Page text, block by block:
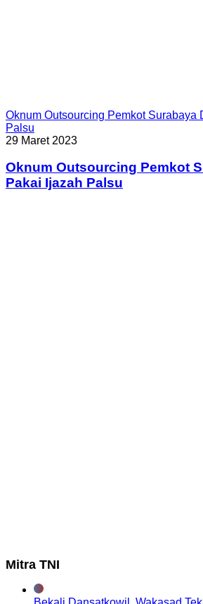
Oknum Outsourcing Pemkot Surabaya
Palsu
29 Maret 2023
Oknum Outsourcing Pemkot
Pakai Ijazah Palsu
Mitra TNI